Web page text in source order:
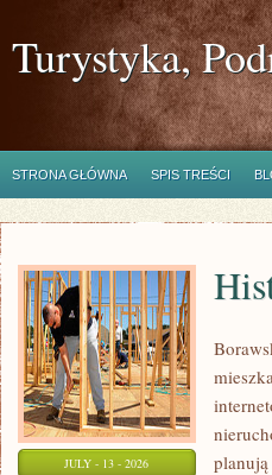
Turystyka,
STRONA GŁÓWNA SPIS TREŚCI
JULY - 13 - 2026